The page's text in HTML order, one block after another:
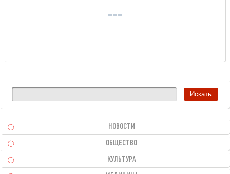
НОВОСТИ
ОБЩЕСТВО
КУЛЬТУРА